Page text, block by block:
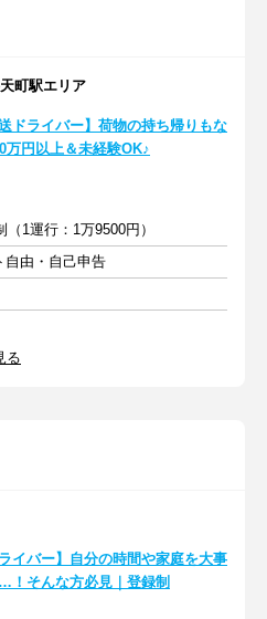
町駅エリア
送ドライバー】荷物の持ち帰りもな
万円以上＆未経験OK♪
1運行：1万9500円）
自由・自己申告
る
ライバー】自分の時間や家庭を大事
！そんな方必見｜登録制